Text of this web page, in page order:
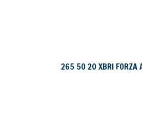
265 50 20 XBRI FORZA